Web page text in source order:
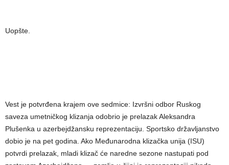
Uopšte.
Vest je potvrđena krajem ove sedmice: Izvršni odbor Ruskog
saveza umetničkog klizanja odobrio je prelazak Aleksandra
Plušenka u azerbejdžansku reprezentaciju. Sportsko državljanstvo
dobio je na pet godina. Ako Međunarodna klizačka unija (ISU)
potvrdi prelazak, mladi klizač će naredne sezone nastupati pod